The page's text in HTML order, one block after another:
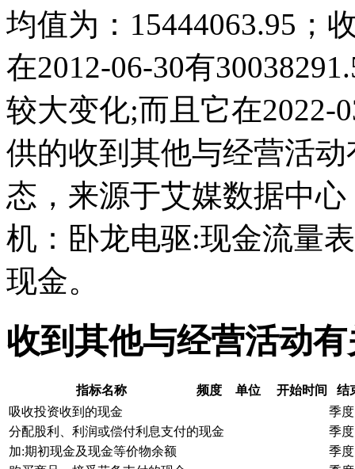
均值为：15444063.95；
在2012-06-30有
较大变化;而且它在2022-
供的收到其他与经营活
态，来源于艾媒数据中
机：卧龙电驱:现金流量
现金。
收到其他与经营活动
指标名称 频度 单位 开始时间
结
吸收投资收到的现金
季度
分配股利、利润或偿付利息支付的现金
季度
加:期初现金及现金等价物余额
季度